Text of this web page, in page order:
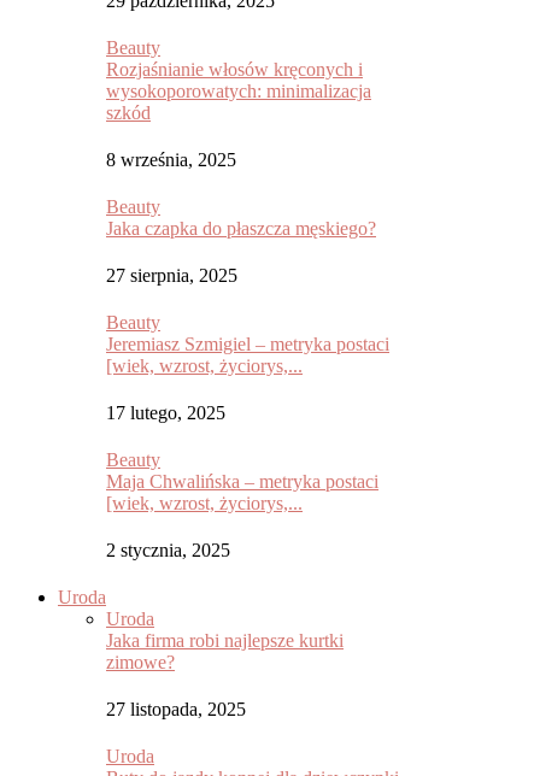
Beauty
Rozjaśnianie włosów kręconych i
wysokoporowatych: minimalizacja
szkód
8 września, 2025
Beauty
Jaka czapka do płaszcza męskiego?
27 sierpnia, 2025
Beauty
Jeremiasz Szmigiel – metryka postaci
[wiek, wzrost, życiorys,...
17 lutego, 2025
Beauty
Maja Chwalińska – metryka postaci
[wiek, wzrost, życiorys,...
2 stycznia, 2025
Uroda
Uroda
Jaka firma robi najlepsze kurtki
zimowe?
27 listopada, 2025
Uroda